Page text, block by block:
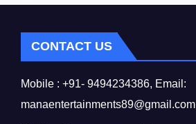
CONTACT US
Mobile : +91- 9494234386, Email:
manaentertainments89@gmail.com